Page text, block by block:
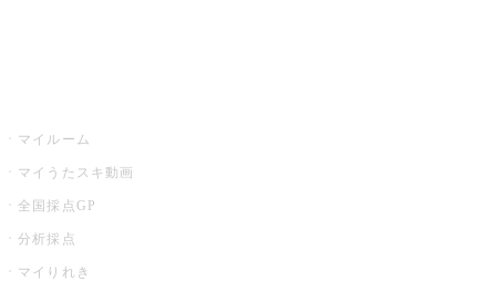
マイルーム
マイうたスキ動画
全国採点GP
分析採点
マイりれき